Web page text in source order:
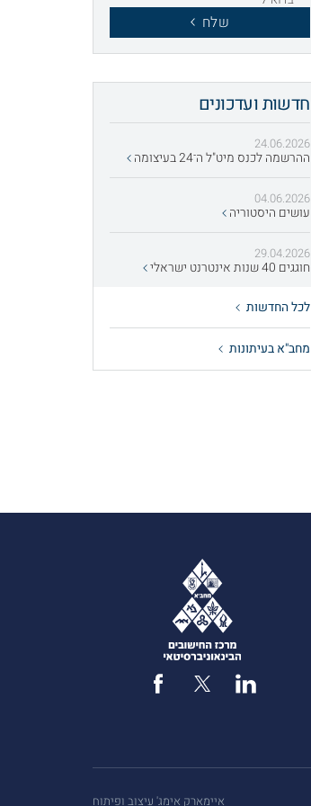
שלח
חדשות ועדכונים
24.06.2026
ההרשמה לכנס מיט"ל ה־24 בעיצומה
04.06.2026
עושים היסטוריה
29.04.2026
חוגגים 40 שנות אינטרנט ישראלי
לכל החדשות
מחב"א בעיתונות
איימארק אימג' עיצוב ופיתוח